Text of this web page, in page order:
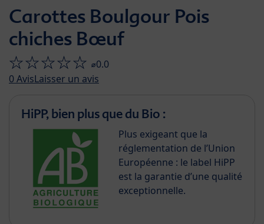
Carottes Boulgour Pois
chiches Bœuf
⌀0.0
0AvisLaisser un avis
HiPP, bien plus que du Bio :
Plus exigeant que la
réglementation de l’Union
Européenne : le label HiPP
est la garantie d’une qualité
exceptionnelle.